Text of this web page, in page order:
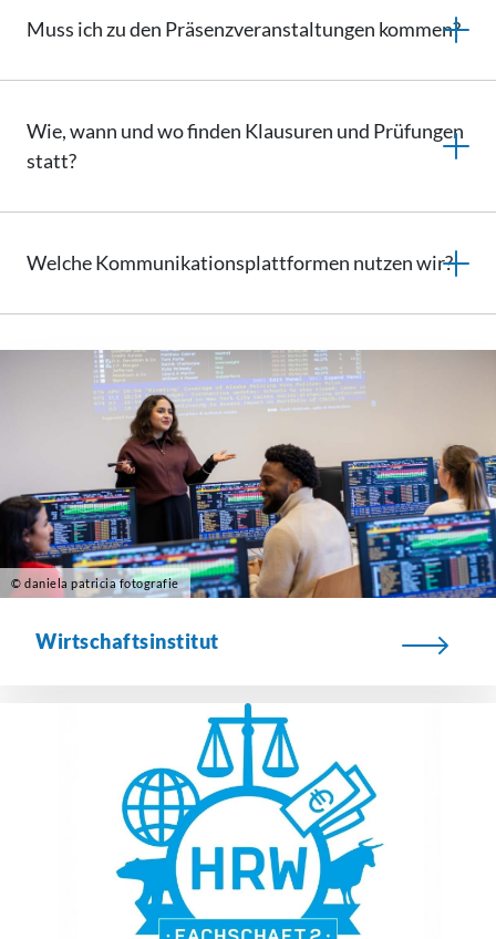
Muss ich zu den Präsenzveranstaltungen kommen?
Wie, wann und wo finden Klausuren und Prüfungen
statt?
WelcheKommunikationsplattformen nutzen wir?
© daniela patricia fotografie
Wirtschaftsinstitut